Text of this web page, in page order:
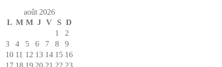
août 2026
L M M J V S D
1
2
3
4 5 6 7 8
9
10 11 12 13 14 15 16
17 18 19 20 21 22 23